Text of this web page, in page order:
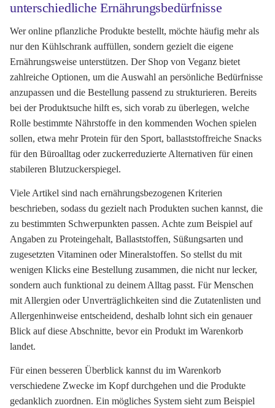
unterschiedliche Ernährungsbedürfnisse
Wer online pflanzliche Produkte bestellt, möchte häufig mehr als
nur den Kühlschrank auffüllen, sondern gezielt die eigene
Ernährungsweise unterstützen. Der Shop von Veganz bietet
zahlreiche Optionen, um die Auswahl an persönliche Bedürfnisse
anzupassen und die Bestellung passend zu strukturieren. Bereits
bei der Produktsuche hilft es, sich vorab zu überlegen, welche
Rolle bestimmte Nährstoffe in den kommenden Wochen spielen
sollen, etwa mehr Protein für den Sport, ballaststoffreiche Snacks
für den Büroalltag oder zuckerreduzierte Alternativen für einen
stabileren Blutzuckerspiegel.
Viele Artikel sind nach ernährungsbezogenen Kriterien
beschrieben, sodass du gezielt nach Produkten suchen kannst, die
zu bestimmten Schwerpunkten passen. Achte zum Beispiel auf
Angaben zu Proteingehalt, Ballaststoffen, Süßungsarten und
zugesetzten Vitaminen oder Mineralstoffen. So stellst du mit
wenigen Klicks eine Bestellung zusammen, die nicht nur lecker,
sondern auch funktional zu deinem Alltag passt. Für Menschen
mit Allergien oder Unverträglichkeiten sind die Zutatenlisten und
Allergenhinweise entscheidend, deshalb lohnt sich ein genauer
Blick auf diese Abschnitte, bevor ein Produkt im Warenkorb
landet.
Für einen besseren Überblick kannst du im Warenkorb
verschiedene Zwecke im Kopf durchgehen und die Produkte
gedanklich zuordnen. Ein mögliches System sieht zum Beispiel